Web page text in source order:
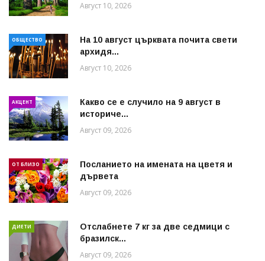
Август 10, 2026
ОБЩЕСТВО
На 10 август църквата почита свети
архидя...
Август 10, 2026
АКЦЕНТ
Какво се е случило на 9 август в
историче...
Август 09, 2026
ОТ БЛИЗО
Посланието на имената на цветя и
дървета
Август 09, 2026
ДИЕТИ
Отслабнете 7 кг за две седмици с
бразилск...
Август 09, 2026